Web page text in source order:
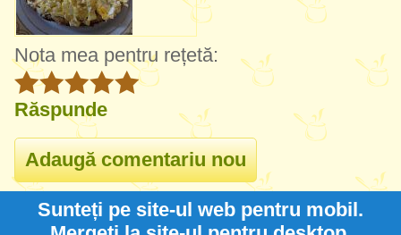
Nota mea pentru rețetă:
Răspunde
Sunteți pe site-ul web pentru mobil.